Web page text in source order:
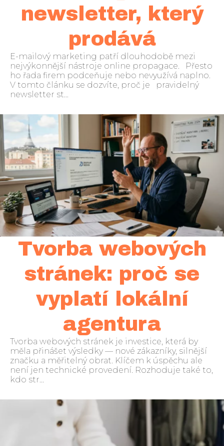
newsletter, který
prodává
E-mailový marketing patří dlouhodobě mezi
nejvýkonnější nástroje online propagace. Přesto
ho řada firem podceňuje nebo nevyužívá naplno.
V tomto článku se dozvíte, proč je pravidelný
newsletter st...
Tvorba webových
stránek: proč se
vyplatí lokální
agentura
Tvorba webových stránek je investice, která by
měla přinášet výsledky — nové zákazníky, silnější
značku a měřitelný obrat. Klíčem k úspěchu ale
není jen technické provedení. Rozhoduje také to,
kdo str...